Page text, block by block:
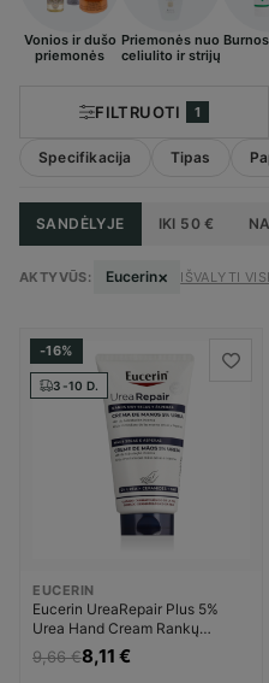
Vonios ir dušo
priemonės
Priemonės nuo
celiulito ir strijų
FILTRUOTI 1
Specifikacija Tipas
SANDĖLYJE IKI 50 €
AKTYVŪS: Eucerin× IŠVALYTI
-16%
3-10 D.
EUCERIN
Eucerin UreaRepair Plus 5%
Urea Hand Cream Rankų
kremas Moterims
9,66 €8,11 €